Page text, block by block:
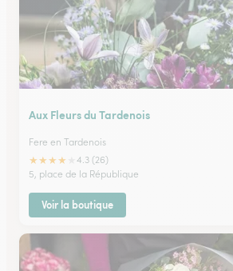
Aux Fleurs du Tardenois
Fere en Tardenois
★★★★
4.3 (26)
5, place de la République
Voir la boutique